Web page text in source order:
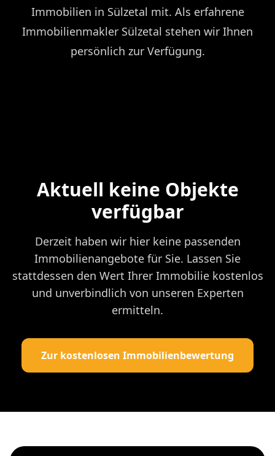
Immobilien in Sülzetal mit. Als erfahrene
Immobilienmakler Sülzetal stehen wir Ihnen
persönlich zur Verfügung.
Aktuell keine Objekte
verfügbar
Derzeit haben wir hier keine passenden
Immobilienangebote für Sie. Lassen Sie
stattdessen den Wert Ihrer Immobilie kostenlos
und unverbindlich von unseren Experten
ermitteln.
Zur kostenlosen Immobilienbewertung